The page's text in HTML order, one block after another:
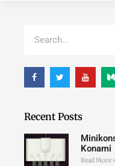
Recent Posts
Konami
Read More